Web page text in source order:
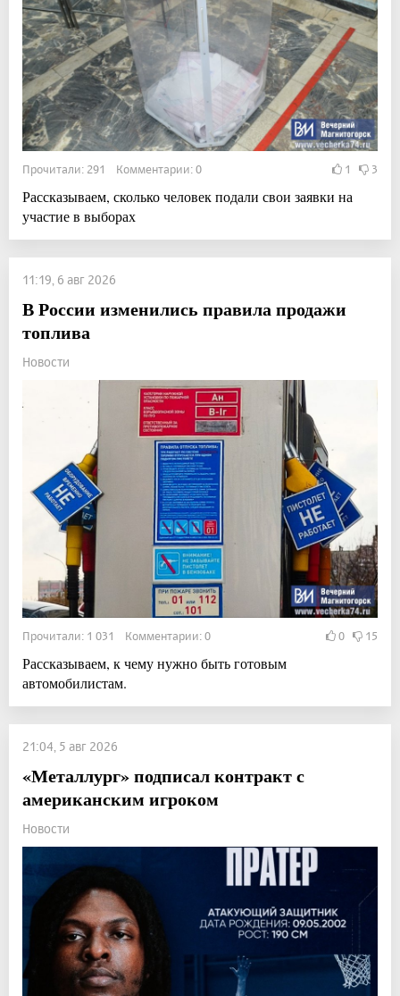
Прочитали: 291 Комментарии: 0 1 3
Рассказываем, сколько человек подали свои заявки на
участие в выборах
11:19, 6 авг 2026
В России изменились правила продажи
топлива
Новости
Прочитали: 1 031 Комментарии: 0 0 15
Рассказываем, к чему нужно быть готовым
автомобилистам.
21:04, 5 авг 2026
«Металлург» подписал контракт с
американским игроком
Новости